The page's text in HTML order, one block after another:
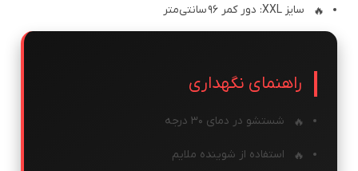
سایز XXL: دور کمر 96 سانتی‌متر
راهنمای نگهداری
شستشو در دمای ۳۰ درجه
استفاده از شوینده ملایم